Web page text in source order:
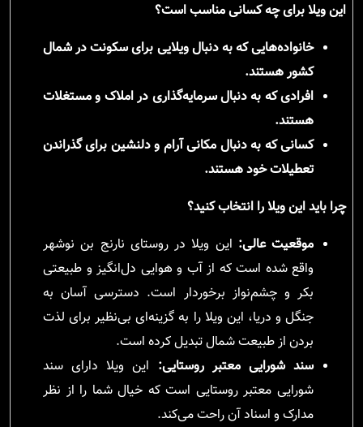
این ویلا برای چه کسانی مناسب است؟
خانواده‌هایی که به دنبال ویلایی برای سکونت در شمال
کشور هستند.
افرادی که به دنبال سرمایه‌گذاری در املاک و مستغلات
هستند.
کسانی که به دنبال مکانی آرام و دلنشین برای گذراندن
تعطیلات خود هستند.
چرا باید این ویلا را انتخاب کنید؟
موقعیت عالی: این ویلا در روستای نارنج بن نوشهر
واقع شده است که از آب و هوایی دل‌انگیز و طبیعتی
بکر و چشم‌نواز برخوردار است. دسترسی آسان به
جنگل و دریا، این ویلا را به گزینه‌ای بی‌نظیر برای لذت
بردن از طبیعت شمال تبدیل کرده است.
سند شورایی معتبر روستایی: این ویلا دارای سند
شورایی معتبر روستایی است که خیال شما را از نظر
مدارک و اسناد آن راحت می‌کند.